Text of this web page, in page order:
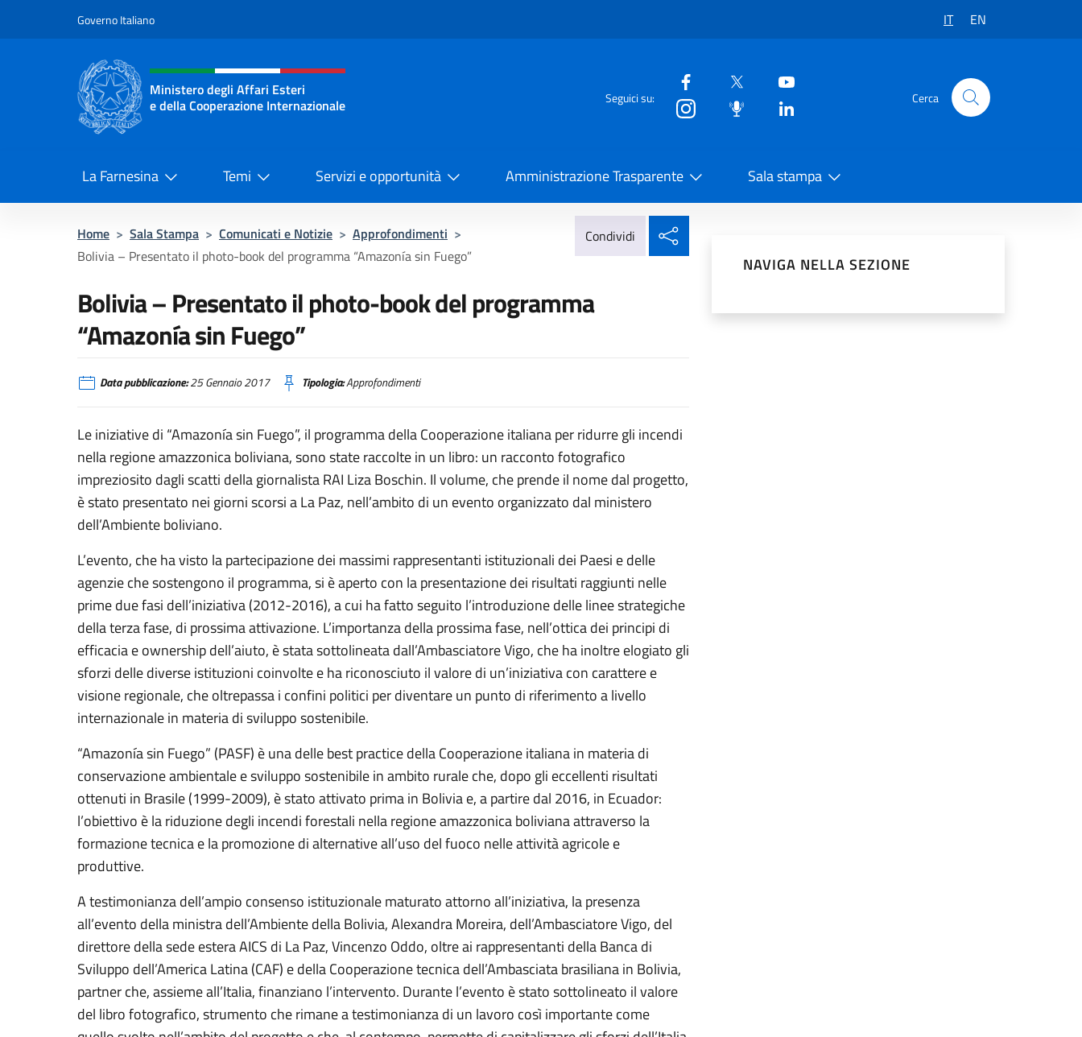
Governo Italiano IT EN
Intestazione sito, social e menù
Ministero degli Affari Esteri
e della Cooperazione Internazionale
Seguici su: Cerca
La Farnesina Temi Servizi e opportunità Amministrazione Trasparente Sala stampa
Home > Sala Stampa > Comunicati e Notizie > Approfondimenti >
Bolivia – Presentato il photo-book del programma “Amazonía sin Fuego”
Condividi
Bolivia – Presentato il photo-book del programma
“Amazonía sin Fuego”
Data pubblicazione:25 Gennaio 2017 Tipologia:Approfondimenti
Le iniziative di “Amazonía sin Fuego”, il programma della Cooperazione italiana per ridurre gli incendi
nella regione amazzonica boliviana, sono state raccolte in un libro: un racconto fotografico
impreziosito dagli scatti della giornalista RAI Liza Boschin. Il volume, che prende il nome dal progetto,
è stato presentato nei giorni scorsi a La Paz, nell’ambito di un evento organizzato dal ministero
dell’Ambiente boliviano.
L’evento, che ha visto la partecipazione dei massimi rappresentanti istituzionali dei Paesi e delle
agenzie che sostengono il programma, si è aperto con la presentazione dei risultati raggiunti nelle
prime due fasi dell’iniziativa (2012-2016), a cui ha fatto seguito l’introduzione delle linee strategiche
della terza fase, di prossima attivazione. L’importanza della prossima fase, nell’ottica dei principi di
efficacia e ownership dell’aiuto, è stata sottolineata dall’Ambasciatore Vigo, che ha inoltre elogiato gli
sforzi delle diverse istituzioni coinvolte e ha riconosciuto il valore di un’iniziativa con carattere e
visione regionale, che oltrepassa i confini politici per diventare un punto di riferimento a livello
internazionale in materia di sviluppo sostenibile.
“Amazonía sin Fuego” (PASF) è una delle best practice della Cooperazione italiana in materia di
conservazione ambientale e sviluppo sostenibile in ambito rurale che, dopo gli eccellenti risultati
ottenuti in Brasile (1999-2009), è stato attivato prima in Bolivia e, a partire dal 2016, in Ecuador:
l’obiettivo è la riduzione degli incendi forestali nella regione amazzonica boliviana attraverso la
formazione tecnica e la promozione di alternative all’uso del fuoco nelle attività agricole e
produttive.
A testimonianza dell’ampio consenso istituzionale maturato attorno all’iniziativa, la presenza
all’evento della ministra dell’Ambiente della Bolivia, Alexandra Moreira, dell’Ambasciatore Vigo, del
direttore della sede estera AICS di La Paz, Vincenzo Oddo, oltre ai rappresentanti della Banca di
Sviluppo dell’America Latina (CAF) e della Cooperazione tecnica dell’Ambasciata brasiliana in Bolivia,
partner che, assieme all’Italia, finanziano l’intervento. Durante l’evento è stato sottolineato il valore
del libro fotografico, strumento che rimane a testimonianza di un lavoro così importante come
NAVIGA NELLA SEZIONE